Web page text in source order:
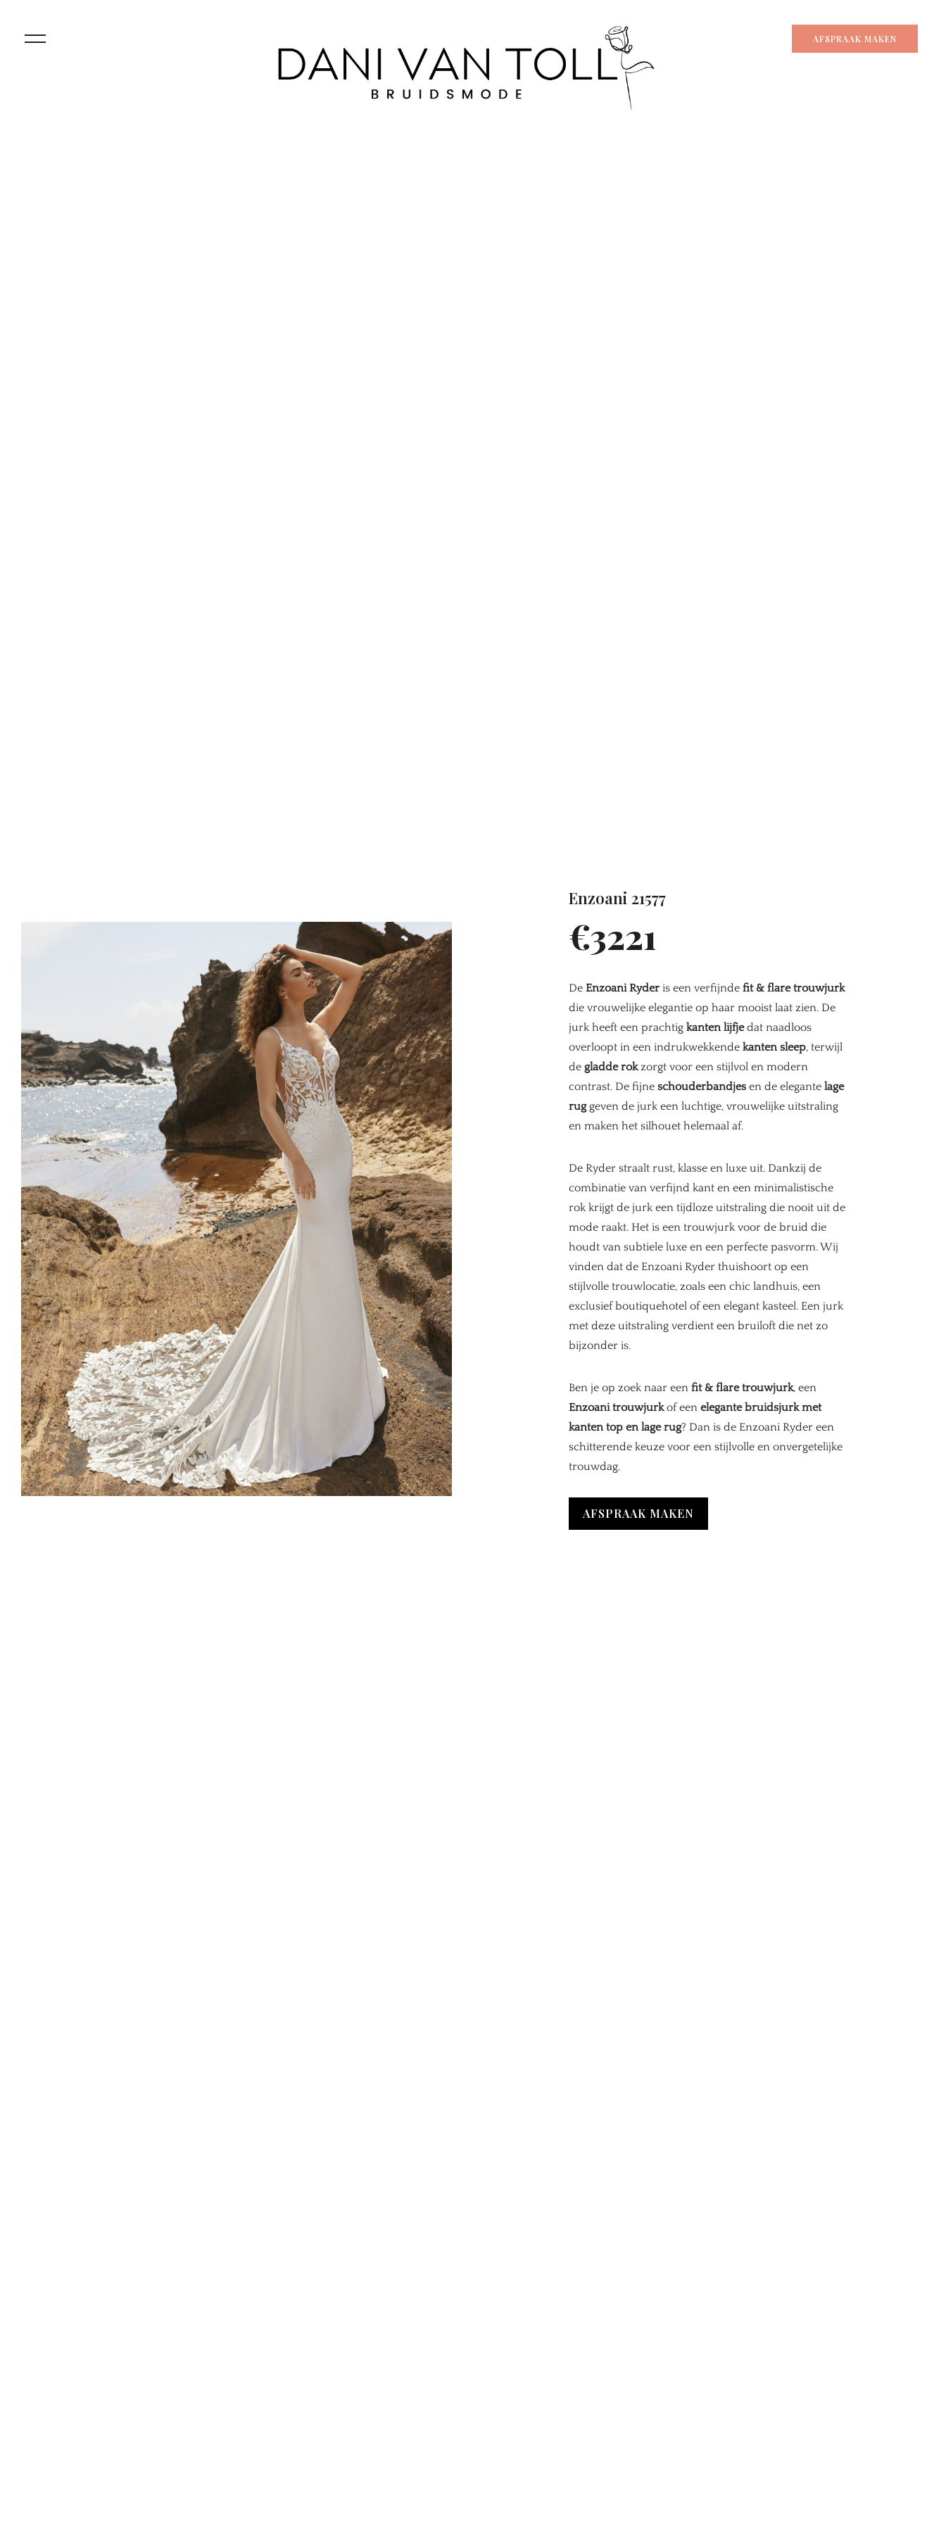
AFSPRAAK MAKEN
Enzoani 21577
€3221
De Enzoani Ryder is een verfijnde fit & flare trouwjurk
die vrouwelijke elegantie op haar mooist laat zien. De
jurk heeft een prachtig kanten lijfjedat naadloos
overloopt in een indrukwekkende kanten sleep, terwijl
de gladde rokzorgt voor een stijlvol en modern
contrast. De fijne schouderbandjes en de elegante lage
ruggeven de jurk een luchtige, vrouwelijke uitstraling
en maken het silhouet helemaal af.
De Ryder straalt rust, klasse en luxe uit. Dankzij de
combinatie van verfijnd kant en een minimalistische
rok krijgt de jurk een tijdloze uitstraling die nooit uit de
mode raakt. Het is een trouwjurk voor de bruid die
houdt van subtiele luxe en een perfecte pasvorm. Wij
vinden dat de Enzoani Ryder thuishoort op een
stijlvolle trouwlocatie, zoals een chic landhuis, een
exclusief boutiquehotel of een elegant kasteel. Een jurk
met deze uitstraling verdient een bruiloft die net zo
bijzonder is.
Ben je op zoek naar een fit & flare trouwjurk, een
Enzoani trouwjurkof een elegante bruidsjurk met
kanten top en lage rug? Dan is de Enzoani Ryder een
schitterende keuze voor een stijlvolle en onvergetelijke
trouwdag.
AFSPRAAK MAKEN